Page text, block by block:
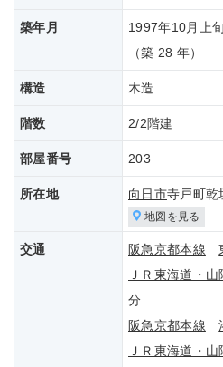
築年月
1997年10月上旬
（築 28 年）
構造 木造
階数 2/2階建
部屋番号 203
所在地 向日市寺戸町乾
地図を見る
交通 阪急京都本線
ＪＲ東海道・山
分
阪急京都本線
ＪＲ東海道・山